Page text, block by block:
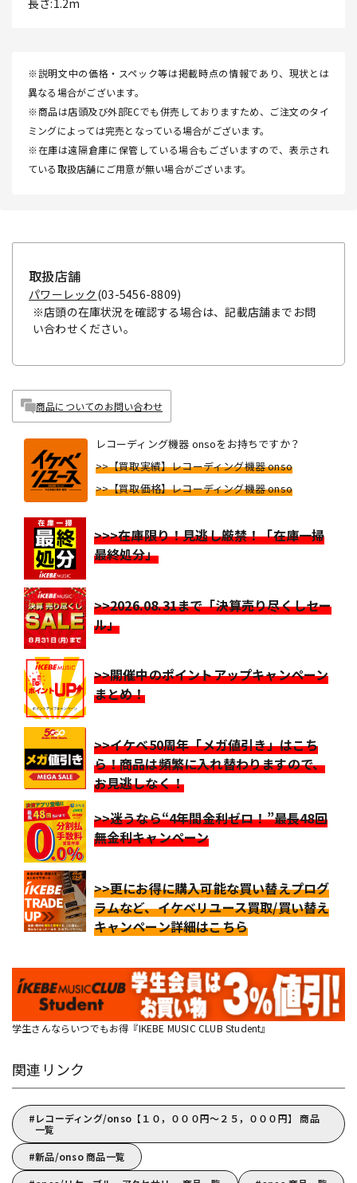
長さ:1.2m
※説明文中の価格・スペック等は掲載時点の情報であり、現状とは
異なる場合がございます。
※商品は店頭及び外部ECでも併売しておりますため、ご注文のタイ
ミングによっては完売となっている場合がございます。
※在庫は遠隔倉庫に保管している場合もございますので、表示され
ている取扱店舗にご用意が無い場合がございます。
取扱店舗
パワーレック (03-5456-8809)
※店頭の在庫状況を確認する場合は、記載店舗までお問
い合わせください。
商品についてのお問い合わせ
レコーディング機器 onsoをお持ちですか？
>>【買取実績】レコーディング機器 onso
>>【買取価格】レコーディング機器 onso
>>>在庫限り！見逃し厳禁！「在庫一掃
最終処分」
>>2026.08.31まで「決算売り尽くしセー
ル」
>>開催中のポイントアップキャンペーン
まとめ！
>>イケベ50周年「メガ値引き」はこち
ら！商品は頻繁に入れ替わりますので、
お見逃しなく！
>>迷うなら“4年間金利ゼロ！”最長48回
無金利キャンペーン
>>更にお得に購入可能な買い替えプログ
ラムなど、イケベリユース買取/買い替え
キャンペーン詳細はこちら
学生さんならいつでもお得『IKEBE MUSIC CLUB Student』
関連リンク
レコーディング/onso【１０，０００円～２５，０００円】 商品
一覧
新品/onso 商品一覧